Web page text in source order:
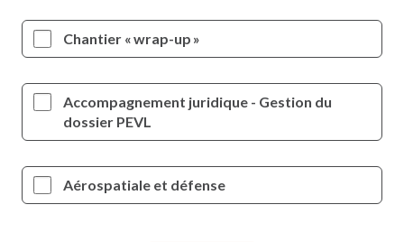
Chantier « wrap-up »
Accompagnement juridique - Gestion du
dossier PEVL
Aérospatiale et défense